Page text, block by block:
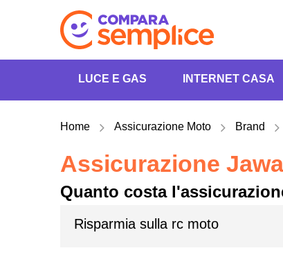
LUCE E GAS INTERNET CASA
Home Assicurazione Moto Brand
Assicurazione
Quanto costa
Risparmia sulla rc moto